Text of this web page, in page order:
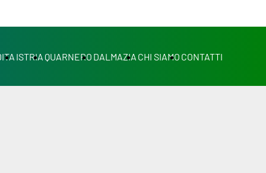
ISTRIA QUARNERO DALMAZIA CHI SIAMO CONTATTI